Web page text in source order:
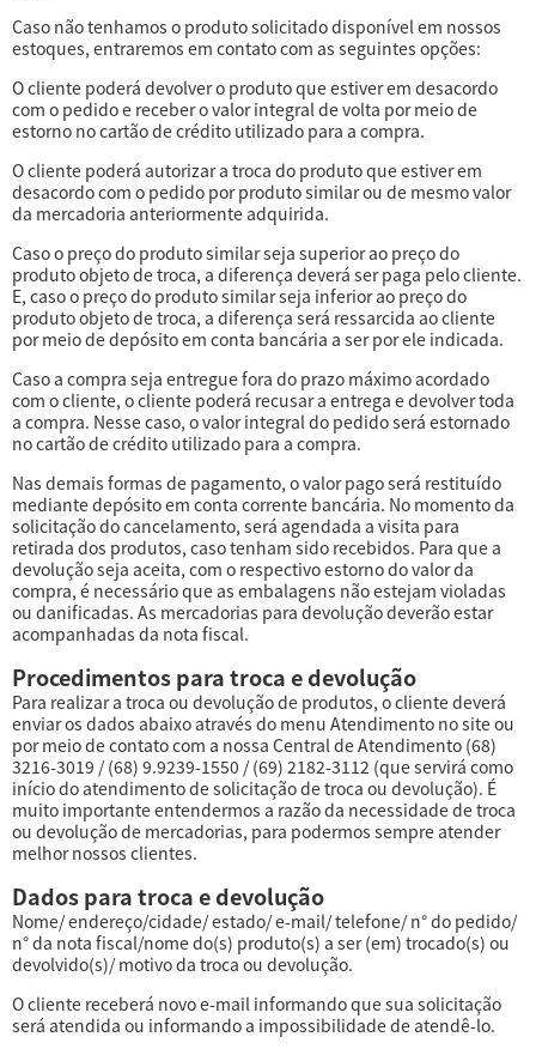
Caso não tenhamos o produto solicitado disponível em nossos
estoques, entraremos em contato com as seguintes opções:
O cliente poderá devolver o produto que estiver em desacordo
com o pedido e receber o valor integral de volta por meio de
estorno no cartão de crédito utilizado para a compra.
O cliente poderá autorizar a troca do produto que estiver em
desacordo com o pedido por produto similar ou de mesmo valor
da mercadoria anteriormente adquirida.
Caso o preço do produto similar seja superior ao preço do
produto objeto de troca, a diferença deverá ser paga pelo cliente.
E, caso o preço do produto similar seja inferior ao preço do
produto objeto de troca, a diferença será ressarcida ao cliente
por meio de depósito em conta bancária a ser por ele indicada.
Caso a compra seja entregue fora do prazo máximo acordado
com o cliente, o cliente poderá recusar a entrega e devolver toda
a compra. Nesse caso, o valor integral do pedido será estornado
no cartão de crédito utilizado para a compra.
Nas demais formas de pagamento, o valor pago será restituído
mediante depósito em conta corrente bancária. No momento da
solicitação do cancelamento, será agendada a visita para
retirada dos produtos, caso tenham sido recebidos. Para que a
devolução seja aceita, com o respectivo estorno do valor da
compra, é necessário que as embalagens não estejam violadas
ou danificadas. As mercadorias para devolução deverão estar
acompanhadas da nota fiscal.
Procedimentos para troca e devolução
Para realizar a troca ou devolução de produtos, o cliente deverá
enviar os dados abaixo através do menu Atendimento no site ou
por meio de contato com a nossa Central de Atendimento (68)
3216-3019 / (68) 9.9239-1550 / (69) 2182-3112 (que servirá como
início do atendimento de solicitação de troca ou devolução). É
muito importante entendermos a razão da necessidade de troca
ou devolução de mercadorias, para podermos sempre atender
melhor nossos clientes.
Dados para troca e devolução
Nome/ endereço/cidade/ estado/ e-mail/ telefone/ n° do pedido/
n° da nota fiscal/nome do(s) produto(s) a ser (em) trocado(s) ou
devolvido(s)/ motivo da troca ou devolução.
O cliente receberá novo e-mail informando que sua solicitação
será atendida ou informando a impossibilidade de atendê-lo.